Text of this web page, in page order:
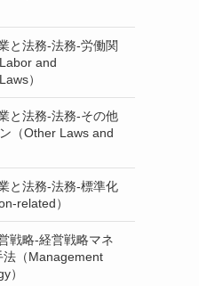
と法務-法務-労働関
and
）
と法務-法務-その他
（Other Laws and
と法務-法務-標準化
related）
戦略-経営戦略マネ
法（Management
）